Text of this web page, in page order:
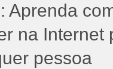
Aprenda
na Internet
pessoa